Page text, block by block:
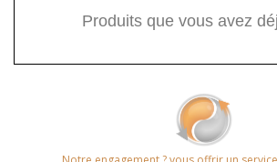
Produits que vous avez